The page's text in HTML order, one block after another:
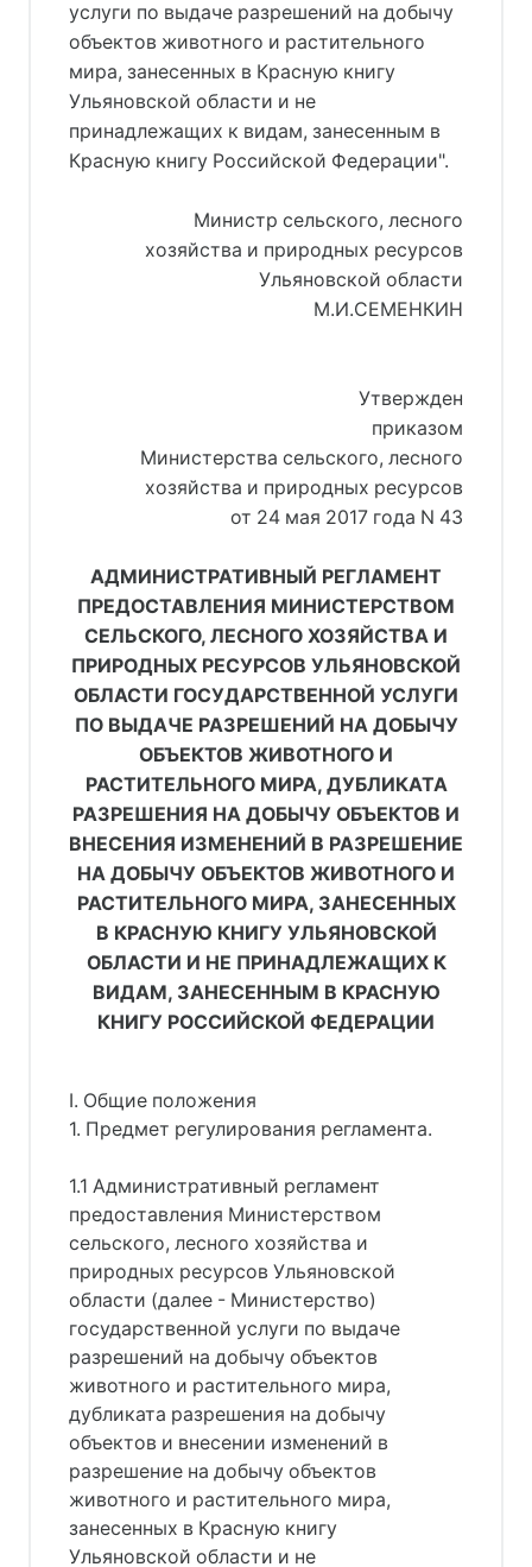
услуги по выдаче разрешений на добычу
объектов животного и растительного
мира, занесенных в Красную книгу
Ульяновской области и не
принадлежащих к видам, занесенным в
Красную книгу Российской Федерации".
Министр сельского, лесного
хозяйства и природных ресурсов
Ульяновской области
М.И.СЕМЕНКИН
Утвержден
приказом
Министерства сельского, лесного
хозяйства и природных ресурсов
от 24 мая 2017 года N 43
АДМИНИСТРАТИВНЫЙ РЕГЛАМЕНТ
ПРЕДОСТАВЛЕНИЯ МИНИСТЕРСТВОМ
СЕЛЬСКОГО, ЛЕСНОГО ХОЗЯЙСТВА И
ПРИРОДНЫХ РЕСУРСОВ УЛЬЯНОВСКОЙ
ОБЛАСТИ ГОСУДАРСТВЕННОЙ УСЛУГИ
ПО ВЫДАЧЕ РАЗРЕШЕНИЙ НА ДОБЫЧУ
ОБЪЕКТОВ ЖИВОТНОГО И
РАСТИТЕЛЬНОГО МИРА, ДУБЛИКАТА
РАЗРЕШЕНИЯ НА ДОБЫЧУ ОБЪЕКТОВ И
ВНЕСЕНИЯ ИЗМЕНЕНИЙ В РАЗРЕШЕНИЕ
НА ДОБЫЧУ ОБЪЕКТОВ ЖИВОТНОГО И
РАСТИТЕЛЬНОГО МИРА, ЗАНЕСЕННЫХ
В КРАСНУЮ КНИГУ УЛЬЯНОВСКОЙ
ОБЛАСТИ И НЕ ПРИНАДЛЕЖАЩИХ К
ВИДАМ, ЗАНЕСЕННЫМ В КРАСНУЮ
КНИГУ РОССИЙСКОЙ ФЕДЕРАЦИИ
I. Общие положения
1. Предмет регулирования регламента.
1.1 Административный регламент
предоставления Министерством
сельского, лесного хозяйства и
природных ресурсов Ульяновской
области (далее - Министерство)
государственной услуги по выдаче
разрешений на добычу объектов
животного и растительного мира,
дубликата разрешения на добычу
объектов и внесении изменений в
разрешение на добычу объектов
животного и растительного мира,
занесенных в Красную книгу
Ульяновской области и не